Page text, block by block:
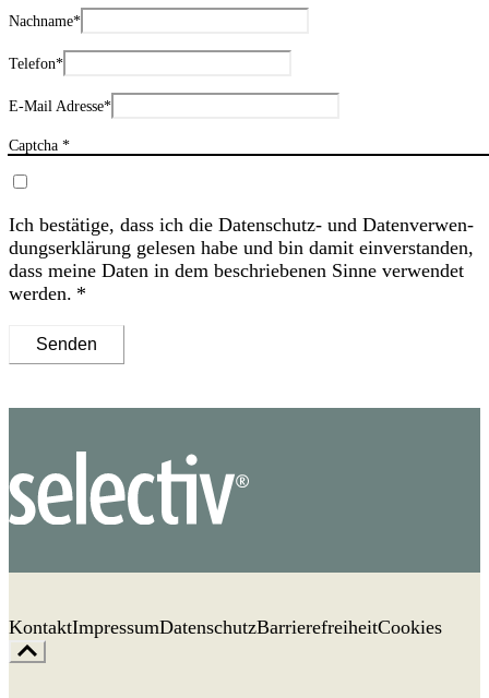
Nachname*
Telefon*
E-Mail Adresse*
Captcha *
Ich bestätige, dass ich die Datenschutz- und Daten­verwen­
dungs­erklärung gelesen habe und bin damit ein­ver­standen,
dass meine Daten in dem be­schriebenen Sinne ver­wendet
werden.
Senden
KontaktImpressumDatenschutzBarrierefreiheitCookies